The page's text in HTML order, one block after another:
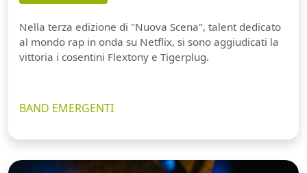
Nella terza edizione di "Nuova Scena", talent dedicato
al mondo rap in onda su Netflix, si sono aggiudicati la
vittoria i cosentini Flextony e Tigerplug.
BAND EMERGENTI